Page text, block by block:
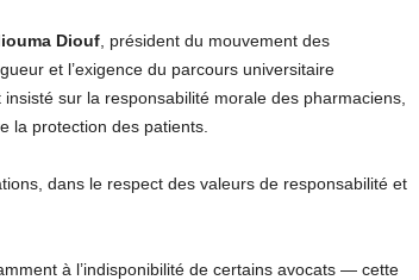
Diouf, président du mouvement des
et l’exigence du parcours universitaire
sur la responsabilité morale des pharmaciens,
la protection des patients.
dans le respect des valeurs de responsabilité et
à l’indisponibilité de certains avocats — cette